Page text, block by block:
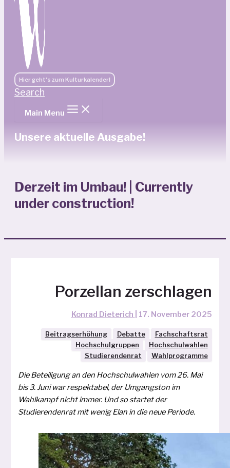
Hier geht's zum Kulturkalender!
Search
Main Menu
Unsere aktuelle Ausgabe!
Derzeit im Umbau! | Currently
under construction!
Porzellan zerschlagen
Konrad Dieterich 17. November 2025
Beitragserhöhung Debatte
Fachschaftsrat
Hochschulgruppen
Hochschulwahlen
Studierendenrat
Wahlprogramme
Die Beteiligung an den Hochschulwahlen vom 26. Mai
bis 3. Juni war respek­ta­bel, der Umgangston im
Wahlkampf nicht immer. Und so star­tet der
Studierendenrat mit wenig Elan in die neue Periode.